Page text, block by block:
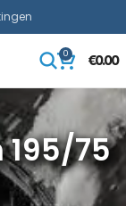
0
€0.00
75